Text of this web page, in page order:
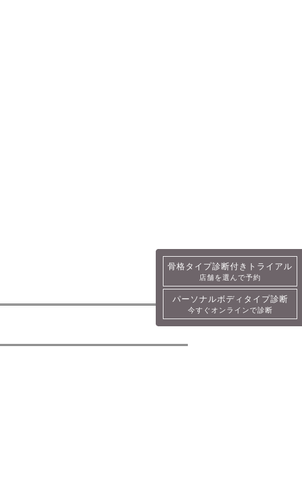
骨格タイプ診断付きトライアル
詳細・予約
パーソナルボディタイプ診断
今すぐオンラインで診断
骨格タイプ診断付きトライアル
店舗を選んで予約
パーソナルボディタイプ診断
今すぐオンラインで診断